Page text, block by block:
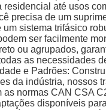
residencial até usos
precisa de um
um sistema trifásico
ser facilmente
ou agrupados,
as necessidades
e Padrões:
da indústria, nossos
as normas CAN CSA
disponíveis